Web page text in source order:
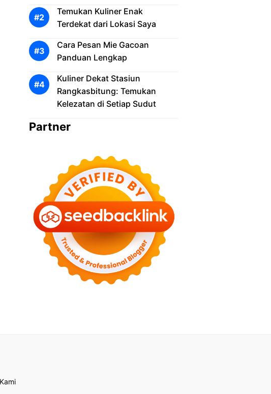
Temukan Kuliner Enak
Terdekat dari Lokasi Saya
Cara Pesan Mie Gacoan
Panduan Lengkap
Kuliner Dekat Stasiun
Rangkasbitung: Temukan
Kelezatan di Setiap Sudut
Partner